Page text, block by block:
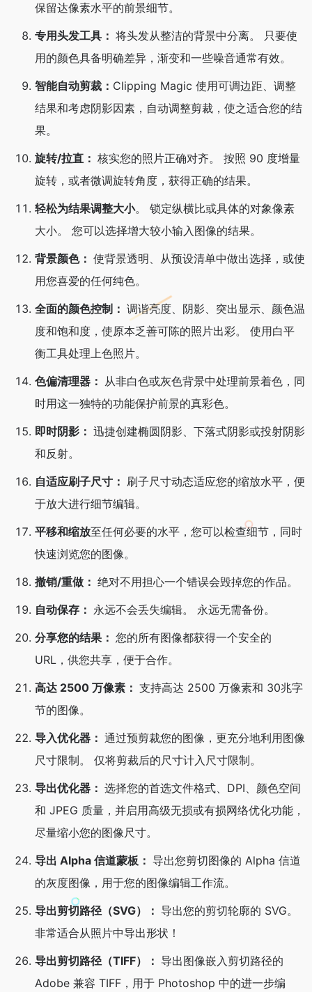
保留达像素水平的前景细节。
专用头发工具： 将头发从整洁的背景中分离。 只要使
用的颜色具备明确差异，渐变和一些噪音通常有效。
智能自动剪裁： Clipping Magic 使用可调边距、调整
结果和考虑阴影因素，自动调整剪裁，使之适合您的结
果。
旋转/拉直： 核实您的照片正确对齐。 按照 90 度增量
旋转，或者微调旋转角度，获得正确的结果。
轻松为结果调整大小。 锁定纵横比或具体的对象像素
大小。 您可以选择增大较小输入图像的结果。
背景颜色： 使背景透明、从预设清单中做出选择，或使
用您喜爱的任何纯色。
全面的颜色控制： 调谐亮度、阴影、突出显示、颜色温
度和饱和度，使原本乏善可陈的照片出彩。 使用白平
衡工具处理上色照片。
色偏清理器： 从非白色或灰色背景中处理前景着色，同
时用这一独特的功能保护前景的真彩色。
即时阴影： 迅捷创建椭圆阴影、下落式阴影或投射阴影
和反射。
自适应刷子尺寸： 刷子尺寸动态适应您的缩放水平，便
于放大进行细节编辑。
平移和缩放至任何必要的水平，您可以检查细节，同时
快速浏览您的图像。
撤销/重做： 绝对不用担心一个错误会毁掉您的作品。
自动保存： 永远不会丢失编辑。 永远无需备份。
分享您的结果： 您的所有图像都获得一个安全的
URL，供您共享，便于合作。
高达 2500 万像素： 支持高达 2500 万像素和 30兆字
节的图像。
导入优化器： 通过预剪裁您的图像，更充分地利用图像
尺寸限制。 仅将剪裁后的尺寸计入尺寸限制。
导出优化器： 选择您的首选文件格式、DPI、颜色空间
和 JPEG 质量，并启用高级无损或有损网络优化功能，
尽量缩小您的图像尺寸。
导出 Alpha 信道蒙板： 导出您剪切图像的 Alpha 信道
的灰度图像，用于您的图像编辑工作流。
导出剪切路径（SVG）： 导出您的剪切轮廓的 SVG。
非常适合从照片中导出形状！
导出剪切路径（TIFF）： 导出图像嵌入剪切路径的
Adobe 兼容 TIFF，用于 Photoshop 中的进一步编